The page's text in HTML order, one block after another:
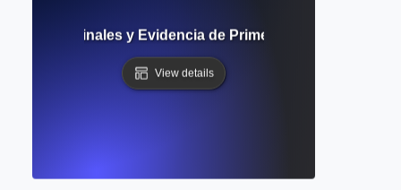
Datos Originales y Evidencia de Primera Mano en la
View details